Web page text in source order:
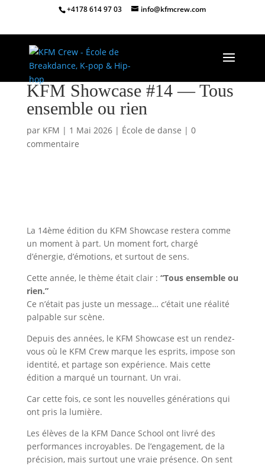
+4178 614 97 03 info@kfmcrew.com
KFM Showcase #14 — Tous
ensemble ou rien
par KFM | 1 Mai 2026| École de danse | 0
commentaire
La 14ème édition du KFM Showcase restera comme
un moment à part. Un moment fort, chargé
d’énergie, d’émotions, et surtout de sens.
Cette année, le thème était clair : “Tous ensemble ou
rien.”
Ce n’était pas juste un message… c’était une réalité
palpable sur scène.
Depuis des années, le KFM Showcase est un rendez-
vous où le KFM Crew marque les esprits, impose son
identité, et partage son expérience. Mais cette
édition a marqué un tournant. Un vrai.
Car cette fois, ce sont les nouvelles générations qui
ont pris la lumière.
Les élèves de la KFM Dance School ont livré des
performances incroyables. De l’engagement, de la
précision, mais surtout une vraie présence. On sent